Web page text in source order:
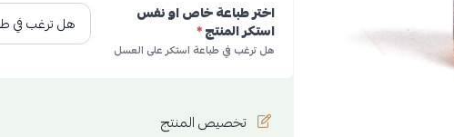
اختر طباعة خاص او نفس
استكر المنتج*
هل ترغب في طباعة استكر على العسل
تخصيص المنتج